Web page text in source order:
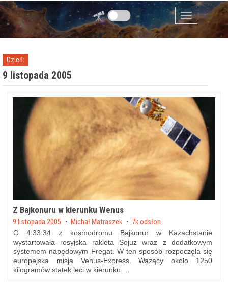
Przejdź do zawartości
Menu
Dzień:
9 listopada 2005
Z Bajkonuru w kierunku Wenus
Posted on
9 listopada 2005 byMichał Matraszek 7k odsłon
O 4:33:34 z kosmodromu Bajkonur w Kazachstanie
wystartowała rosyjska rakieta Sojuz wraz z dodatkowym
systemem napędowym Fregat. W ten sposób rozpoczęła się
europejska misja Venus-Express. Ważący około 1250
kilogramów statek leci w kierunku …